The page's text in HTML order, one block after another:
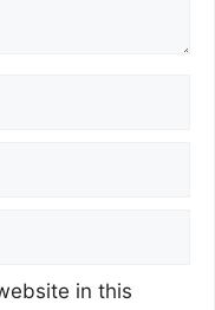
in this